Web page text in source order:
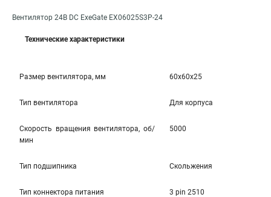
Вентилятор 24В DC ExeGate EX06025S3P-24
Технические характеристики
Размер вентилятора, мм 60x60x25
Тип вентилятора Для корпуса
Скорость вращения вентилятора, об/
мин
5000
Тип подшипника Скольжения
Тип коннектора питания 3 pin 2510